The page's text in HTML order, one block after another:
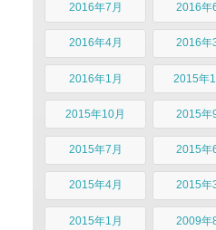
2016年7月 2016年
2016年4月 2016年
2016年1月 2015年
2015年10月 2015年
2015年7月 2015年
2015年4月 2015年
2015年1月 2009年